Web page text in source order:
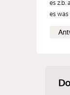
es z.b.
es was